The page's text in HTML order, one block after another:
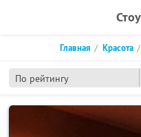
По рейтингу
Главная Красота